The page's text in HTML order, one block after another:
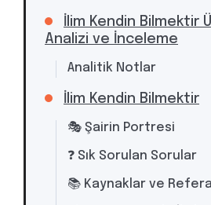
İlim Kendin Bilmektir
Analizi ve İnceleme
Analitik Notlar
İlim Kendin Bilmektir
🎭 Şairin Portresi
❓ Sık Sorulan Sorular
📚 Kaynaklar ve